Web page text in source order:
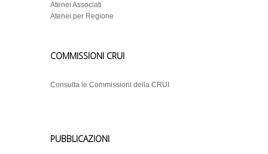
Atenei Associati
Atenei per Regione
COMMISSIONI CRUI
Consulta le Commissioni della CRUI
PUBBLICAZIONI